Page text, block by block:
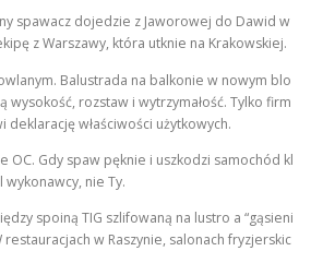
spawacz dojedzie z Jaworowej do Dawid w
z Warszawy, która utknie na Krakowskiej.
Balustrada na balkonie w nowym blo
wysokość, rozstaw i wytrzymałość. Tylko firm
deklarację właściwości użytkowych.
OC. Gdy spaw pęknie i uszkodzi samochód kl
wykonawcy, nie Ty.
spoiną TIG szlifowaną na lustro a “gąsieni
restauracjach w Raszynie, salonach fryzjerskic